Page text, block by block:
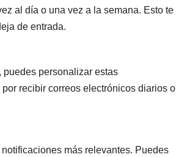
al día o una vez a la semana. Esto te
de entrada.
personalizar estas
recibir correos electrónicos diarios o
más relevantes. Puedes